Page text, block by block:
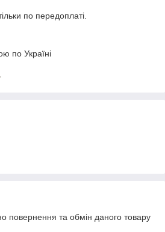
по передоплаті.
по Україні
повернення та обмін даного товару